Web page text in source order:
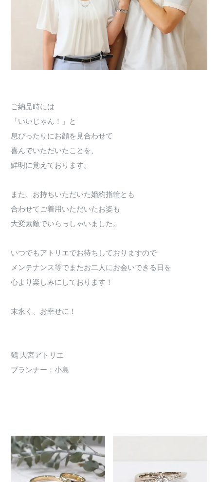
ご納品時には
「いいじゃん！」と
息ぴったりにお顔を見合わせて
喜んでいただいたことを、
鮮明に覚えております。
また、お持ちいただいた婚約指輪とも
合わせてご着用いただいたお姿も
大変素敵でいらっしゃいました。
いつでもアトリエでお待ちしておりますので
メンテナンス等でまたお二人にお会いできる日を
心より楽しみにしております！
末永く、お幸せに！
鶴 大宮アトリエ
プランナー：小島